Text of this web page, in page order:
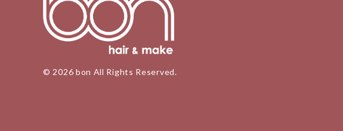
© 2026 bon All Rights Reserved.